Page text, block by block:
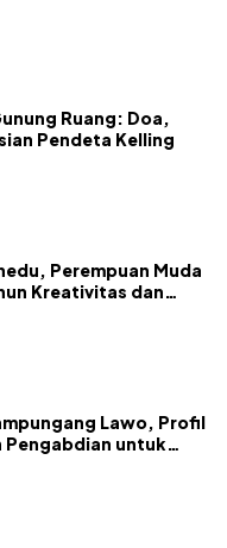
Ruang: Doa,
Pendeta Kelling
Perempuan Muda
Kreativitas dan
Lawo, Profil
Pengabdian untuk